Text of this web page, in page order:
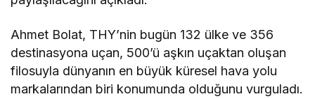
Ahmet Bolat, THY’nin bugün 132 ülke ve 356
destinasyona uçan, 500’ü aşkın uçaktan oluşan
filosuyla dünyanın en büyük küresel hava yolu
markalarından biri konumunda olduğunu vurguladı.